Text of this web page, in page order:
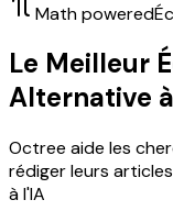
Math powered
Le Meilleur
Alternative
Octree aide les
rédiger leurs
à l'IA